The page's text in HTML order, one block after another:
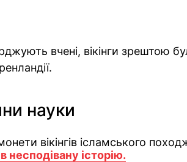
вчені, вікінги зрештою
науки
вікінгів ісламського
несподівану історію.